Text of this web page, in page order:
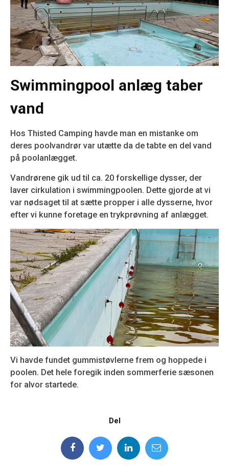
Swimmingpool anlæg taber
vand
Hos Thisted Camping havde man en mistanke om
deres poolvandrør var utætte da de tabte en del vand
på poolanlægget.
Vandrørene gik ud til ca. 20 forskellige dysser, der
laver cirkulation i swimmingpoolen. Dette gjorde at vi
var nødsaget til at sætte propper i alle dysserne, hvor
efter vi kunne foretage en trykprøvning af anlægget.
Vi havde fundet gummistøvlerne frem og hoppede i
poolen. Det hele foregik inden sommerferie sæsonen
for alvor startede.
Del